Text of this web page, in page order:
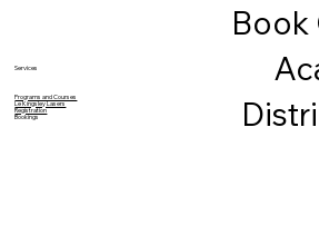
Book
Services
Programs and Courses
Le Kingsley Lasers
Registration
Bookings